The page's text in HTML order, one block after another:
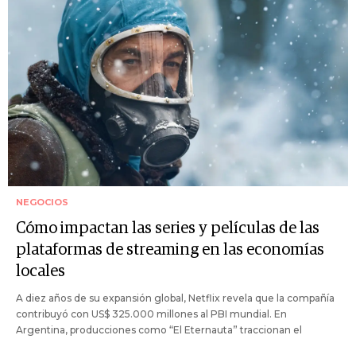
NEGOCIOS
Cómo impactan las series y películas de las
plataformas de streaming en las economías
locales
A diez años de su expansión global, Netflix revela que la compañía
contribuyó con US$ 325.000 millones al PBI mundial. En
Argentina, producciones como “El Eternauta” traccionan el